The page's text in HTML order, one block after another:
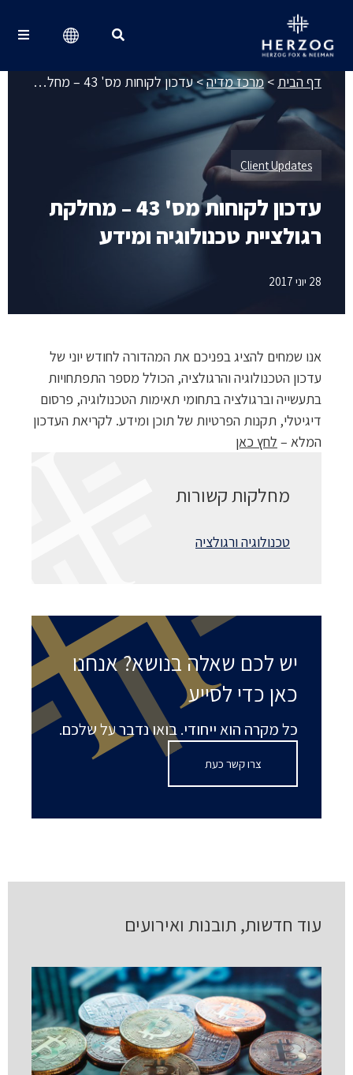
דף הבית > מרכז מדיה>עדכון לקוחות מס' 43 – מחלקת רגולציית טכנולוגיה ומידע
Client Updates
עדכון לקוחות מס' 43 – מחלקת
רגולציית טכנולוגיה ומידע
28 יוני 2017
אנו שמחים להציג בפניכם את המהדורה לחודש יוני של
עדכון הטכנולוגיה והרגולציה, הכולל מספר התפתחויות
בתעשייה וברגולציה בתחומי תאימות הטכנולוגיה, פרסום
דיגיטלי, תקנות הפרטיות של תוכן ומידע. לקריאת העדכון
המלא – לחץ כאן
מחלקות קשורות
טכנולוגיה ורגולציה
יש לכם שאלה בנושא? אנחנו
כאן כדי לסייע
כל מקרה הוא ייחודי. בואו נדבר על שלכם.
צרו קשר כעת
עוד חדשות, תובנות ואירועים